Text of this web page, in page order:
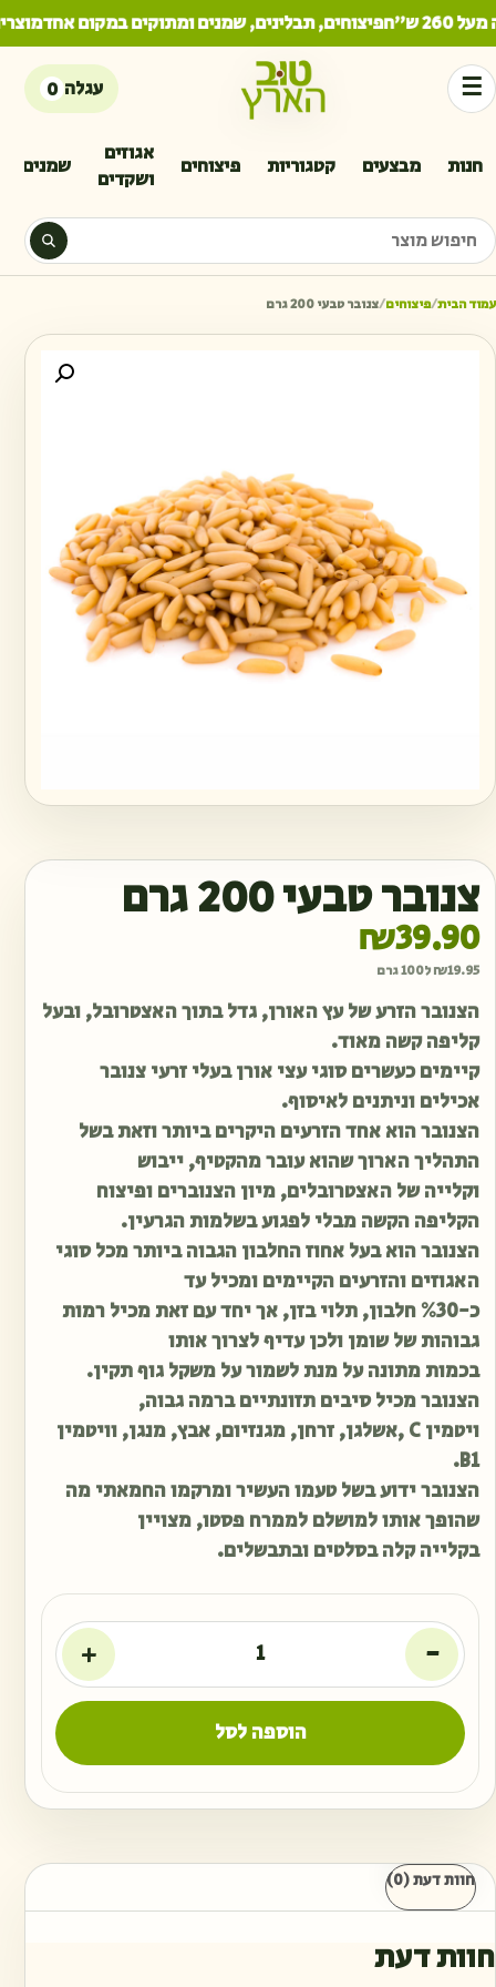
ש"ח פיצוחים, תבלינים, שמנים ומתוקים במקום אחד
☰
חנות מבצעים קטגוריות פיצוחים
אגוזים
ושקדים
שמנים
חיפוש מוצר
עגלה 0
עמוד הבית/פיצוחים/צנובר טבעי 200 גרם
צנובר טבעי 200 גרם
₪39.90
₪19.95 ל100 גרם
הצנובר הזרע של עץ האורן, גדל בתוך האצטרובל, ובעל
קליפה קשה מאוד.
קיימים כעשרים סוגי עצי אורן בעלי זרעי צנובר
אכילים וניתנים לאיסוף.
הצנובר הוא אחד הזרעים היקרים ביותר וזאת בשל
התהליך הארוך שהוא עובר מהקטיף, ייבוש
וקלייה של האצטרובלים, מיון הצנוברים ופיצוח
הקליפה הקשה מבלי לפגוע בשלמות הגרעין.
הצנובר הוא בעל אחוז החלבון הגבוה ביותר מכל סוגי
האגוזים והזרעים הקיימים ומכיל עד
כ-%30 חלבון, תלוי בזן, אך יחד עם זאת מכיל רמות
גבוהות של שומן ולכן עדיף לצרוך אותו
בכמות מתונה על מנת לשמור על משקל גוף תקין.
הצנובר מכיל סיבים תזונתיים ברמה גבוה,
ויטמין C ,אשלגן, זרחן, מגנזיום, אבץ, מנגן, וויטמין
B1.
הצנובר ידוע בשל טעמו העשיר ומרקמו החמאתי מה
שהופך אותו למושלם לממרח פסטו, מצויין
בקלייה קלה בסלטים ובתבשלים.
-
+
הוספה לסל
חוות דעת (0)
חוות דעת